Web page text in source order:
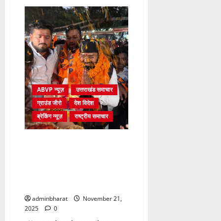
द्वारा
निकाली
गई
“भगवान
बिरसा
संदेश
यात्रा”,
कुल
24
स्थानों
से
होते
हुए
देहरादून
राष्ट्रीय
अधिवेशन
पहुंचेगी
संदेश
ABVP न्यूज़
उत्तराखंड समाचार
ग्राउंड जीरो
देश विदेश
ब्रेकिंग न्यूज़
राष्ट्रीय समाचार
adminbharat
November 21,
2025
0